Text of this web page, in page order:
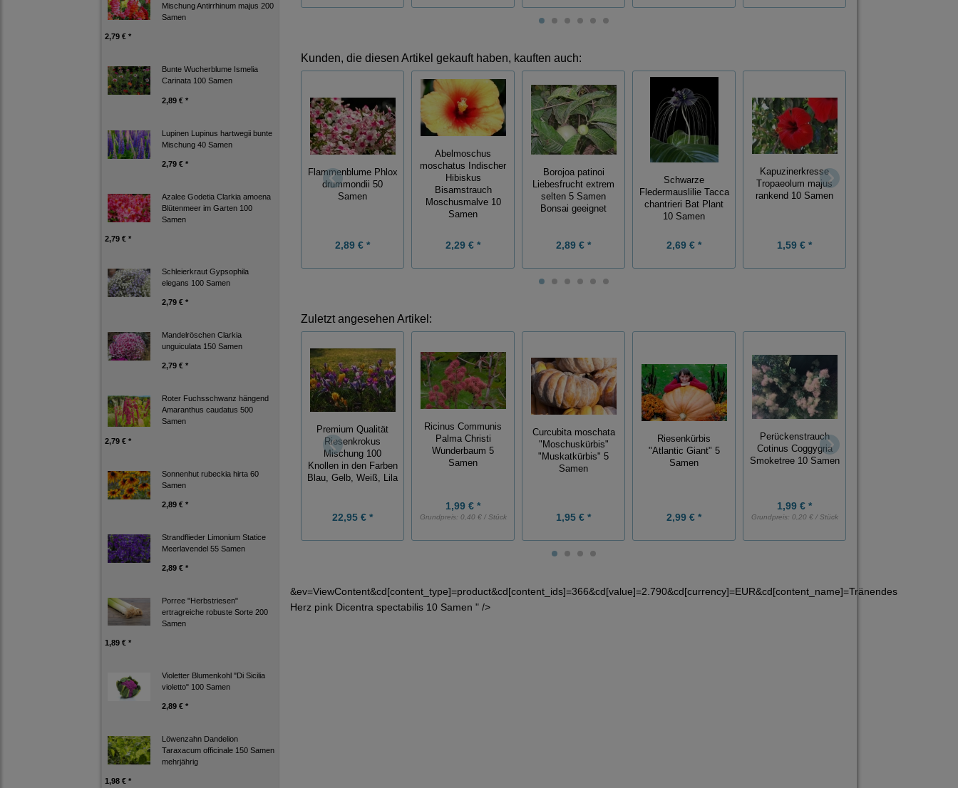
Mischung Antirrhinum majus 200
Samen
2,79 € *
Bunte Wucherblume Ismelia
Carinata 100 Samen
2,89 € *
Lupinen Lupinus hartwegii bunte
Mischung 40 Samen
2,79 € *
Azalee Godetia Clarkia amoena
Blütenmeer im Garten 100
Samen
2,79 € *
Schleierkraut Gypsophila
elegans 100 Samen
2,79 € *
Mandelröschen Clarkia
unguiculata 150 Samen
2,79 € *
Roter Fuchsschwanz hängend
Amaranthus caudatus 500
Samen
2,79 € *
Sonnenhut rubeckia hirta 60
Samen
2,89 € *
Strandflieder Limonium Statice
Meerlavendel 55 Samen
2,89 € *
Porree "Herbstriesen"
ertragreiche robuste Sorte 200
Samen
1,89 € *
Violetter Blumenkohl "Di Sicilia
violetto" 100 Samen
2,89 € *
Löwenzahn Dandelion
Taraxacum officinale 150 Samen
mehrjährig
1,98 € *
Kunden, die diesen Artikel gekauft haben, kauften auch:
Flammenblume Phlox
drummondii 50
Samen
2,89 € *
Abelmoschus
moschatus Indischer
Hibiskus
Bisamstrauch
Moschusmalve 10
Samen
2,29 € *
Borojoa patinoi
Liebesfrucht extrem
selten 5 Samen
Bonsai geeignet
2,89 € *
Schwarze
Fledermauslilie Tacca
chantrieri Bat Plant
10 Samen
2,69 € *
Kapuzinerkresse
Tropaeolum majus
rankend 10 Samen
1,59 € *
Zuletzt angesehen Artikel:
Premium Qualität
Riesenkrokus
Mischung 100
Knollen in den Farben
Blau, Gelb, Weiß, Lila
22,95 € *
Ricinus Communis
Palma Christi
Wunderbaum 5
Samen
1,99 € *
Grundpreis: 0,40 € / Stück
Curcubita moschata
"Moschuskürbis"
"Muskatkürbis" 5
Samen
1,95 € *
Riesenkürbis
"Atlantic Giant" 5
Samen
2,99 € *
Perückenstrauch
Cotinus Coggygria
Smoketree 10 Samen
1,99 € *
Grundpreis: 0,20 € / Stück
&ev=ViewContent&cd[content_type]=product&cd[content_ids]=366&cd[value]=2.790&cd[currency]=EUR&cd[content_name]=Tränendes
Herz pink Dicentra spectabilis 10 Samen " />